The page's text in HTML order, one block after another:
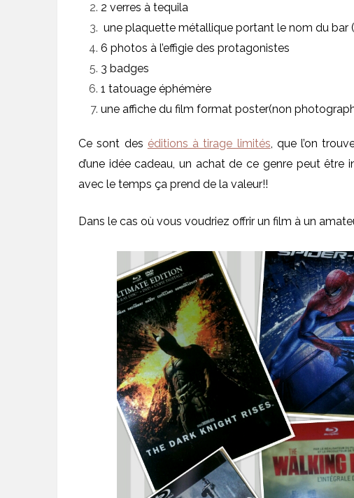
2 verres à tequila
une plaquette métallique portant le nom du bar
6 photos à l’effigie des protagonistes
3 badges
1 tatouage éphémère
une affiche du film format poster(non
Ce sont des éditions à tirage limités, que l’on
d’une idée cadeau, un achat de ce genre peut être
avec le temps ça prend de la valeur!!
Dans le cas où vous voudriez offrir un film à un